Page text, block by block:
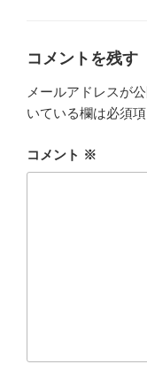
コメントを残す
メールアドレスが
いている欄は必須
コメント ※